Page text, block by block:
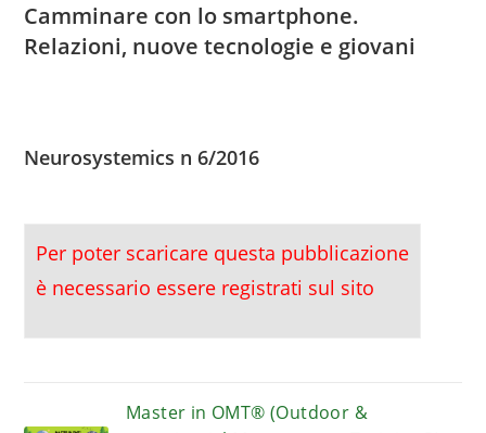
Camminare con lo smartphone.
Relazioni, nuove tecnologie e giovani
Neurosystemics n 6/2016
Per poter scaricare questa pubblicazione
è necessario essere registrati sul sito
Master in OMT® (Outdoor &